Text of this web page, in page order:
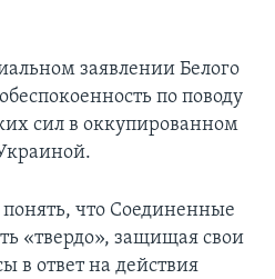
заявлении Белого
по поводу
сил в оккупированном
что Соединенные
«твердо», защищая свои
в ответ на действия